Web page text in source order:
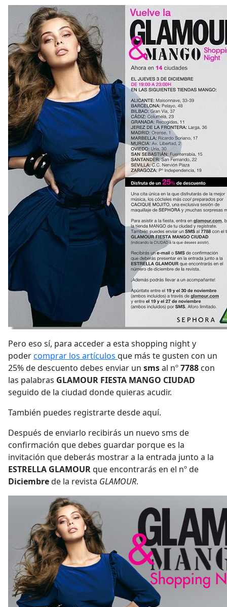
Pero eso sí, para acceder a esta shopping night y
podercomprar los artículos que más te gusten con un
25% de descuento debes enviar un smsal nº7788 con
las palabras GLAMOUR FIESTA MANGO CIUDAD
seguido de la ciudad donde quieras acudir.
También puedes registrarte desde aquí.
Después de enviarlo recibirás un nuevo sms de
confirmación que debes guardar porque es la
invitación que deberás mostrar a la entrada junto a la
ESTRELLA GLAMOURque encontrarás en el nº de
Diciembrede la revista GLAMOUR.